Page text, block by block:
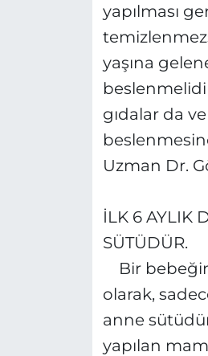
yapılması
yaşına
gıdalar da
Uzman Dr.
İLK 6 AYLIK
SÜTÜDÜR.
Bir
olarak,
anne
yapılan